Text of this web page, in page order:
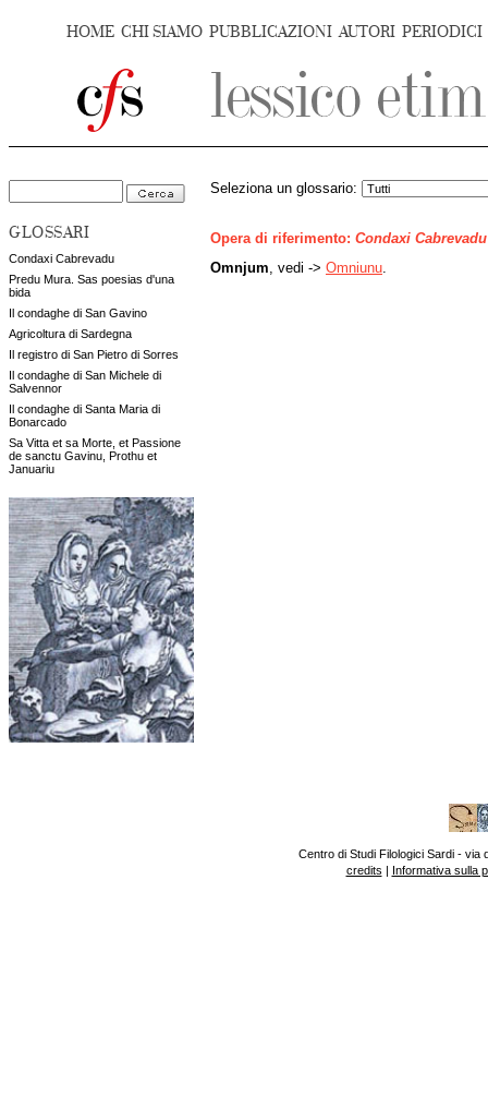
HOME CHI SIAMO PUBBLICAZIONI AUTORI PERIODICI
GLOSSARI
Condaxi Cabrevadu
Predu Mura. Sas poesias d'una
bida
Il condaghe di San Gavino
Agricoltura di Sardegna
Il registro di San Pietro di Sorres
Il condaghe di San Michele di
Salvennor
Il condaghe di Santa Maria di
Bonarcado
Sa Vitta et sa Morte, et Passione
de sanctu Gavinu, Prothu et
Januariu
Seleziona un glossario:
Opera di riferimento: Condaxi Cabrevadu
Omnjum , vedi -> Omniunu
Centro di Studi Filologici Sardi - via
credits | Informativa sulla